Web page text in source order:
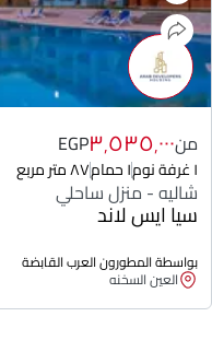
من٣٬٥٣٥٬٠٠٠EGP
١ غرفة نوم ١ حمام ٨٧ متر مربع
شاليه - منزل ساحلي
سيا ايس لاند
بواسطة المطورون العرب القابضة
العين السخنه